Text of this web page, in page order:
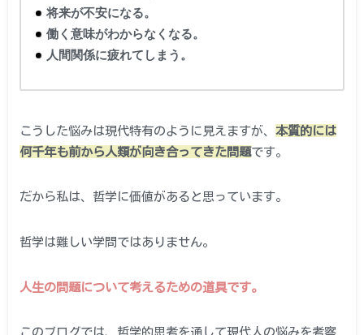
将来が不安になる。
働く意味がわからなくなる。
人間関係に疲れてしまう。
こうした悩みは現代特有のように見えますが、 本質的には
何千年も前から人類が向き合ってきた問題です。
だから私は、哲学に価値があると思っています。
哲学は難しい学問ではありません。
人生の問題について考えるための道具です。
このブログでは、哲学的思考を通して現代人の悩みを考察